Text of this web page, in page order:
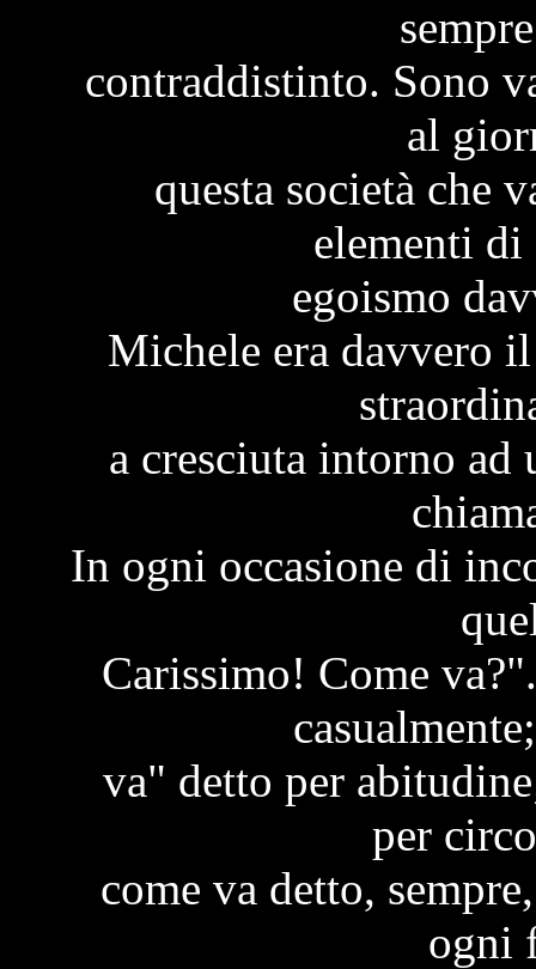
contraddistinto. Sono
al
questa società che
elementi
egoismo
Michele era davvero
a cresciuta intorno ad
In ogni occasione di
Carissimo! Come
va" detto per
per
come va detto,
ogni